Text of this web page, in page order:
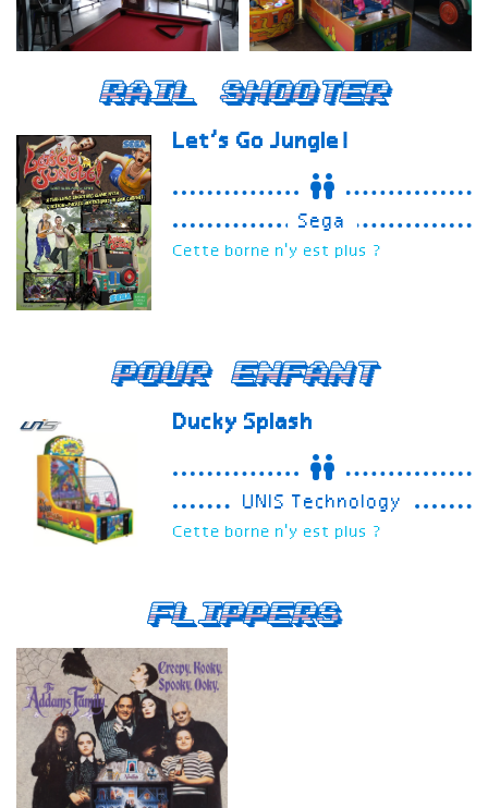
Rail Shooter
Let’s Go Jungle!
Sega
Cette borne n'y est plus ?
Pour enfant
Ducky Splash
UNIS Technology
Cette borne n'y est plus ?
Flippers